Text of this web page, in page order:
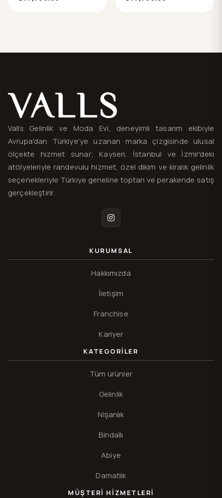
Valls® — site haritası ve iletişim
Valls Gelinlik ve Moda Evi, deneyimli tasarım ekibiyle
Avrupa'dan Türkiye'ye uzanan marka çizgisinde ulusal
ölçekte hizmet sunar; Kayseri, İstanbul ve İzmir'deki
atölyeleriyle randevulu hizmet, özel dikim ve kiralık gelinlik
seçenekleriyle Türkiye geneline toptan ve perakende satış
gerçekleştirir.
Instagram
KURUMSAL
Hakkımızda
İletişim
Franchise
Kariyer
KATEGORILER
Tüm ürünler
Gelinlik
Nişanlık
Bindallı
Abiye
Damatlık
MÜŞTERI HIZMETLERI